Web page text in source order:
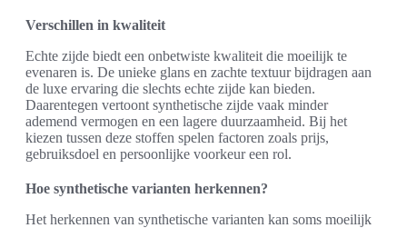
Verschillen in kwaliteit
Echte zijde biedt een onbetwiste kwaliteit die moeilijk te
evenaren is. De unieke glans en zachte textuur bijdragen aan
de luxe ervaring die slechts echte zijde kan bieden.
Daarentegen vertoont synthetische zijde vaak minder
ademend vermogen en een lagere duurzaamheid. Bij het
kiezen tussen deze stoffen spelen factoren zoals prijs,
gebruiksdoel en persoonlijke voorkeur een rol.
Hoe synthetische varianten herkennen?
Het herkennen van synthetische varianten kan soms moeilijk